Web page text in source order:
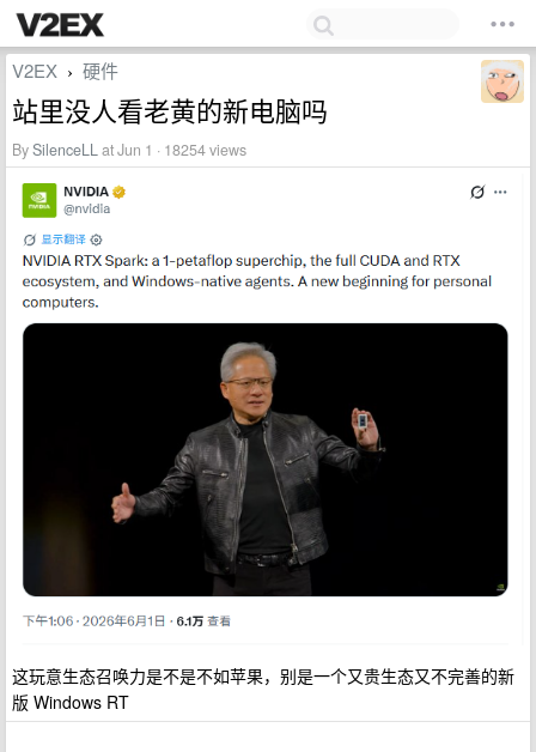
V2EX › 硬件
站里没人看老黄的新电脑吗
BySilenceLLat Jun 1 · 18254 views
这玩意生态召唤力是不是不如苹果，别是一个又贵生态又不完善的新
版 Windows RT